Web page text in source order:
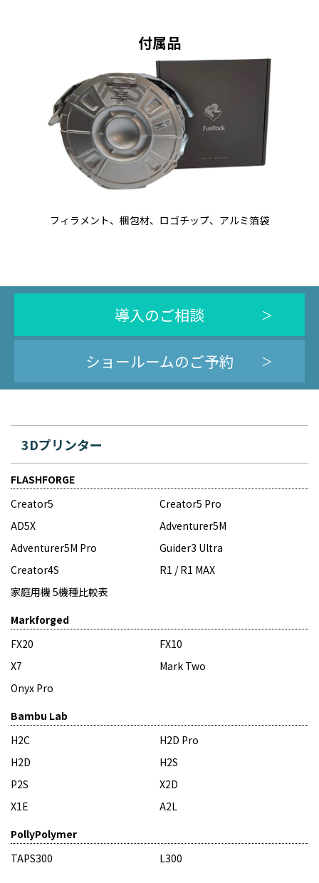
付属品
フィラメント、梱包材、ロゴチップ、アルミ箔袋
導入のご相談
ショールームのご予約
3Dプリンター
FLASHFORGE
Creator5
Creator5 Pro
AD5X
Adventurer5M
Adventurer5M Pro
Guider3 Ultra
Creator4S
R1 / R1 MAX
家庭用機 5機種比較表
Markforged
FX20
FX10
X7
Mark Two
Onyx Pro
Bambu Lab
H2C
H2D Pro
H2D
H2S
P2S
X2D
X1E
A2L
PollyPolymer
TAPS300
L300